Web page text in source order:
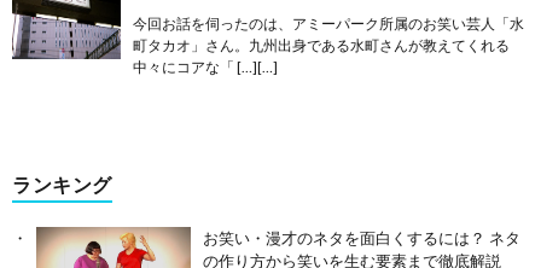
今回お話を伺ったのは、アミーパーク所属のお笑い芸人「水
町タカオ」さん。九州出身である水町さんが教えてくれる
中々にコアな「 […][…]
ランキング
お笑い・漫才のネタを面白くするには？ ネタ
の作り方から笑いを生む要素まで徹底解説